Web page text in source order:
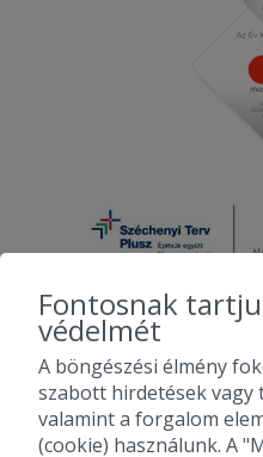
2010-2026 Copyright -
Pizza, gyros, hamburger, menük
Fontosnak
védelmét
A böngészési élmény
szabott hirdetések vagy
valamint a forgalom
(cookie) használunk. A